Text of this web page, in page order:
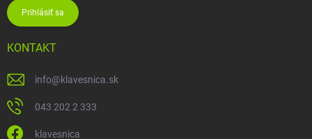
Prihlásiť sa
KONTAKT
info@klavesnica.sk
043 202 2 333
klavesnica